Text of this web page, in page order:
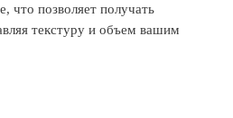
что позволяет получать
текстуру и объем вашим